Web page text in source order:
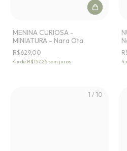
MENINA CURIOSA -
MINIATURA - Nara Ota
R$629,00
4xde R$157,25 sem juros 4
1 / 10